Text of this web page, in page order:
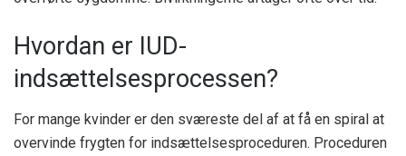
Hvordan er IUD-
indsættelsesprocessen?
For mange kvinder er den sværeste del af at få en spiral at
overvinde frygten for indsættelsesproceduren. Proceduren